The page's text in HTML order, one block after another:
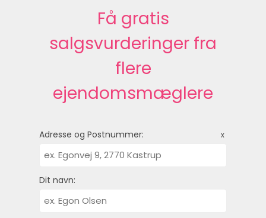
Få gratis
salgsvurderinger fra
flere
ejendomsmæglere
Adresse og Postnummer: x
Dit navn: